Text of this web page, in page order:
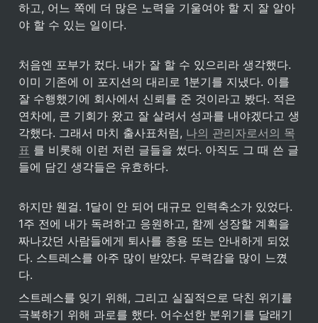
하고, 어느 쪽에 더 많은 노력을 기울여야 할 지 잘 알아
야 할 수 있는 일이다.
처음엔 포부가 컸다. 내가 잘 할 수 있으리라 생각했다.
이미 기존에 이 포지션의 대리로 1분기를 지냈다. 이를
잘 수행했기에 회사에서 신뢰를 준 것이라고 봤다. 적은
연차에, 큰 기회가 왔고 잘 살려서 성과를 내야겠다고 생
각했다. 그래서 마치 출사표처럼, 나의 관리자로서의 목
표 를 비롯해 이런 저런 글들을 썼다. 아직도 그 때 쓴 글
들에 담긴 생각들은 유효하다.
하지만 웬걸. 1달이 안 되어 대규모 인력축소가 있었다.
1주 전에 내가 독려하고 응원하고, 함께 성장할 계획을
짜나갔던 사람들에게 퇴사를 종용 또는 안내하게 되었
다. 스트레스를 아주 많이 받았다. 무력감을 많이 느꼈
다.
스트레스를 잊기 위해, 그리고 실질적으로 닥친 위기를
극복하기 위해 과로를 했다. 어수선한 분위기를 달래기